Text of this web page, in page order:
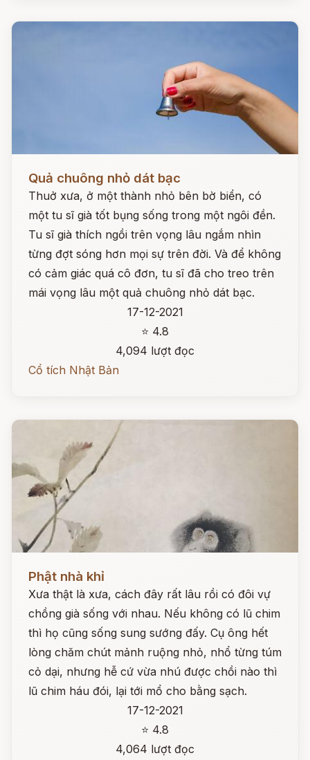
Quả chuông nhỏ dát bạc
Thuở xưa, ở một thành nhỏ bên bờ biển, có
một tu sĩ già tốt bụng sống trong một ngôi đền.
Tu sĩ già thích ngồi trên vọng lâu ngắm nhìn
từng đợt sóng hơn mọi sự trên đời. Và để không
có cảm giác quá cô đơn, tu sĩ đã cho treo trên
mái vọng lâu một quả chuông nhỏ dát bạc.
17-12-2021
⭐ 4.8
4,094 lượt đọc
Cổ tích Nhật Bản
Phật nhà khỉ
Xưa thật là xưa, cách đây rất lâu rồi có đôi vự
chồng già sống với nhau. Nếu không có lũ chim
thì họ cũng sống sung sướng đấy. Cụ ông hết
lòng chăm chút mảnh ruộng nhỏ, nhổ từng túm
cỏ dại, nhưng hễ cứ vừa nhú được chồi nào thì
lũ chim háu đói, lại tới mổ cho bằng sạch.
17-12-2021
⭐ 4.8
4,064 lượt đọc